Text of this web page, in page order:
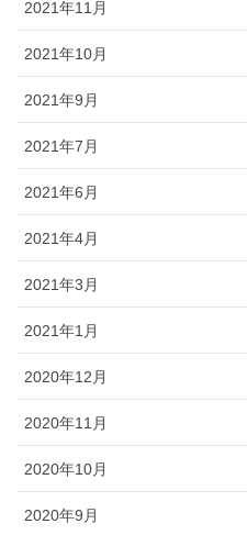
2021年11月
2021年10月
2021年9月
2021年7月
2021年6月
2021年4月
2021年3月
2021年1月
2020年12月
2020年11月
2020年10月
2020年9月